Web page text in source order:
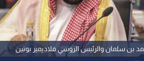
بن سلمان والرئيس الروسي فلاديمير بوتين